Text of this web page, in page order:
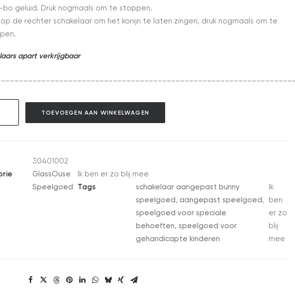
bo geluid. Druk nogmaals om te stoppen.
op de rechter schakelaar om het konijn te laten zingen, druk nogmaals om te
apart verkrijgbaar
TOEVOEGEN AAN WINKELWAGEN
30401002
GlassOuse
Speelgoed
Ik ben er zo blij mee
Tags
schakelaar aangepast bunny
speelgoed, aangepast speelgoed,
speelgoed voor speciale
behoeften, speelgoed voor
gehandicapte kinderen
Ik
ben
er zo
blij
mee